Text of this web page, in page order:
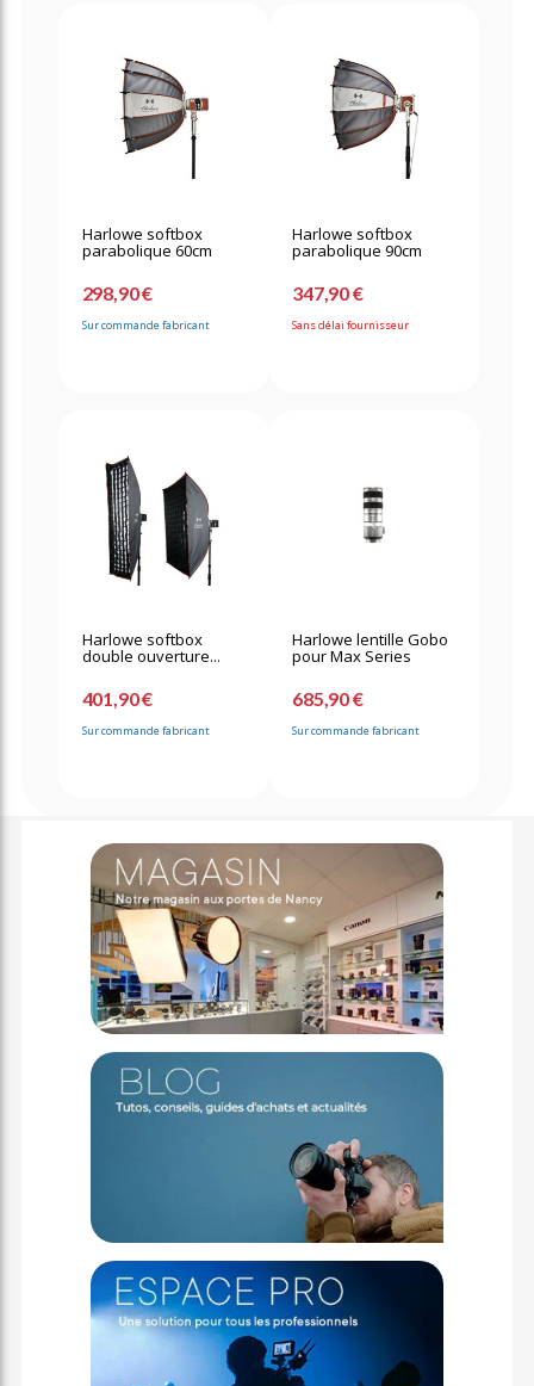
Harlowe softbox
parabolique 60cm
298,90 €
Sur commande fabricant
Harlowe softbox
parabolique 90cm
347,90 €
Sans délai fournisseur
Harlowe softbox
double ouverture...
401,90 €
Sur commande fabricant
Harlowe lentille Gobo
pour Max Series
685,90 €
Sur commande fabricant